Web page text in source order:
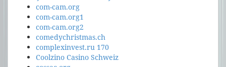
com-cam.org
com-cam.org1
com-cam.org2
comedychristmas.ch
complexinvest.ru 170
Coolzino Casino Schweiz